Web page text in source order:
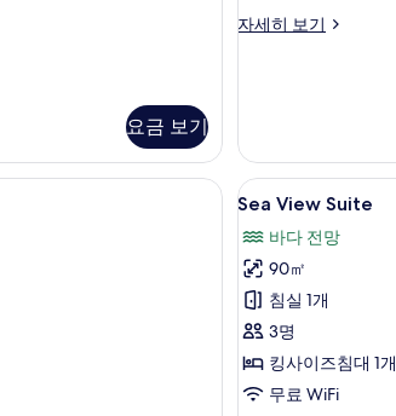
요금 보기
바
사
진
모
두
보
기
자세히 보기
파
디
오,
바
전
망
자
세
히
기
실 내 금고
급 침구, 오리/거위털 이불, 무료 미니바 품목, 객실 내 금고
Sea
View
Suite
사
진
모
두
보
7
Sea View Suite
바다 전망
90㎡
침실 1개
3명
킹사이즈침대 1개
무료 WiFi